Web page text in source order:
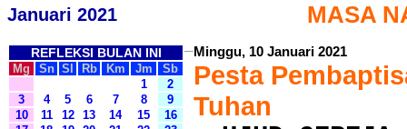
Januari 2021 MASA
REFLEKSI BULAN INI
Mg Sn Sl Rb Km Jm
Sb
1
2
3
4 5 6 7 8
9
10
11 12 13 14 15
16
Minggu, 10 Januari 2021
Pesta
Tuhan